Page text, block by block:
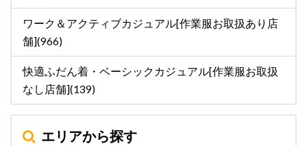
ワーク＆アクティブカジュアル[作業服お取扱あり店
舗](966)
快適ふだん着・ベーシックカジュアル[作業服お取扱
なし店舗](139)
エリアから探す